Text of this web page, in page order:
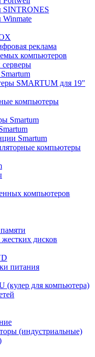
SINTRONES
реклама
компьютеров
SMARTUM для 19"
компьютеры
Smartum
Smartum
компьютеры
компьютеров
дисков
питания
(кулер для компьютера)
(индустриальные)